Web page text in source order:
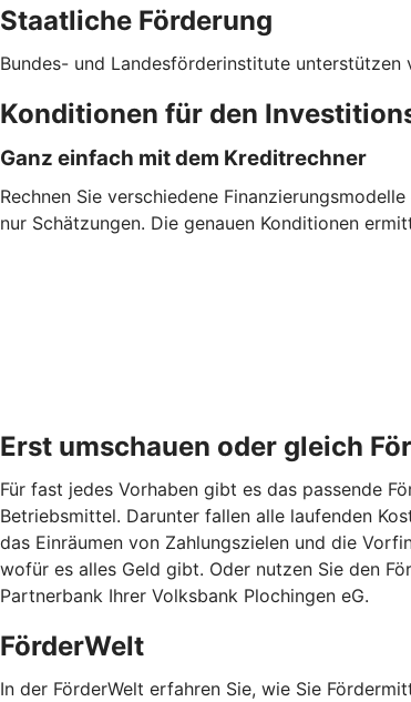
Staatliche Förderung
Bundes- und Landesförderinstitute unterstützen
Konditionen für den
Ganz einfach mit dem Kreditrechner
Rechnen Sie verschiedene
nur Schätzungen. Die genauen Konditionen
Erst umschauen oder gleich
Für fast jedes Vorhaben gibt es das passende
Betriebsmittel. Darunter fallen alle laufenden
das Einräumen von Zahlungszielen und die
wofür es alles Geld gibt. Oder nutzen Sie den
Partnerbank Ihrer Volksbank Plochingen eG.
FörderWelt
In der FörderWelt erfahren Sie, wie Sie